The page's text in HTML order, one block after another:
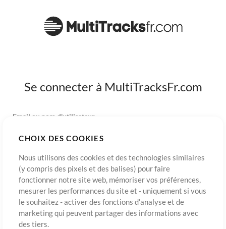
CHOIX DES COOKIES
Nous utilisons des cookies et des technologies similaires
(y compris des pixels et des balises) pour faire
fonctionner notre site web, mémoriser vos préférences,
mesurer les performances du site et - uniquement si vous
le souhaitez - activer des fonctions d'analyse et de
marketing qui peuvent partager des informations avec
des tiers.
Se connecter à MultiTracksFr.com
Email ou nom d'utilisateur
S’inscrireMot de passe oublié? Connexion